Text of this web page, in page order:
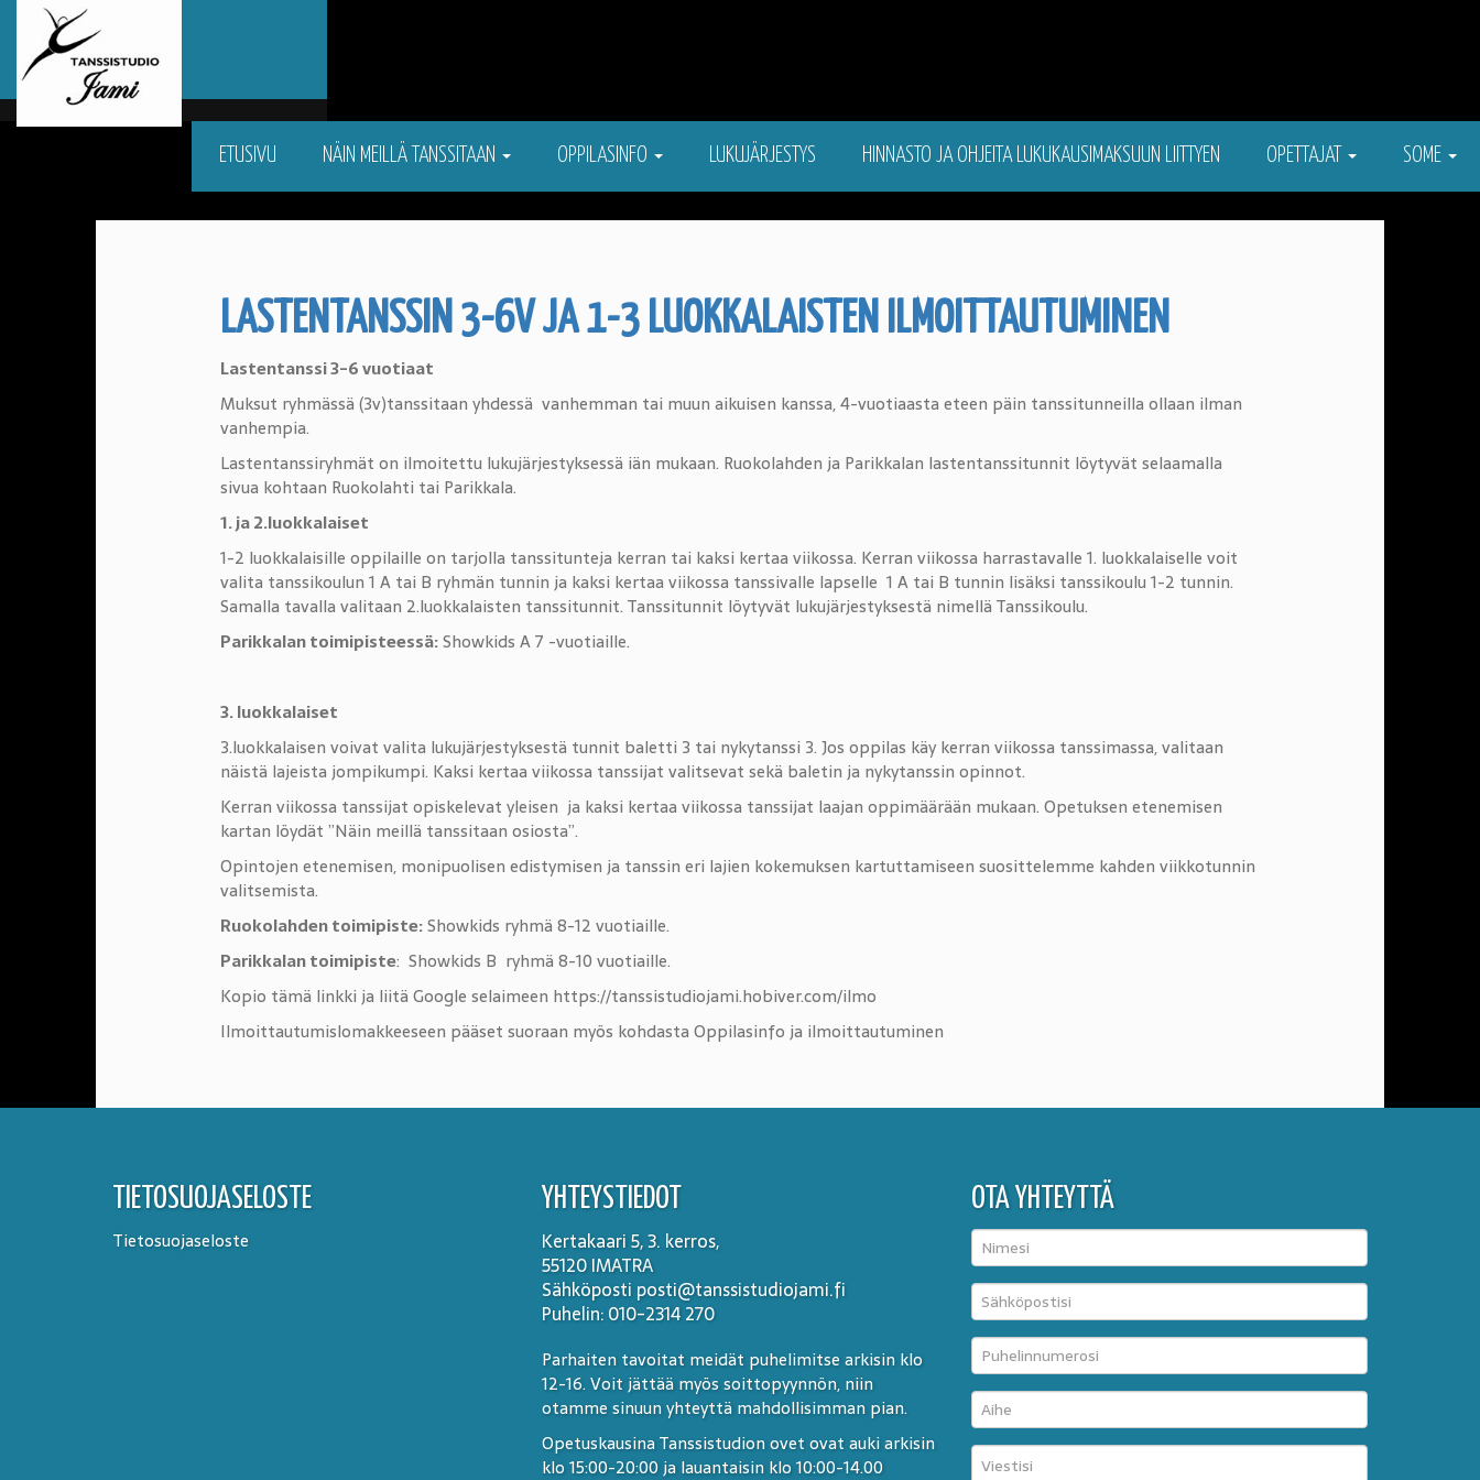
ETUSIVU NÄIN MEILLÄ TANSSITAAN OPPILASINFO LUKUJÄRJESTYS HINNASTO JA OHJEITA LUKUKAUSIMAKSUUN LIITTYEN OPETTAJAT SOME
LASTENTANSSIN 3-6V JA 1-3 LUOKKALAISTEN ILMOITTAUTUMINEN
Lastentanssi 3-6 vuotiaat
Muksut ryhmässä (3v)tanssitaan yhdessä vanhemman tai muun aikuisen kanssa, 4-vuotiaasta eteen päin tanssitunneilla ollaan ilman
vanhempia.
Lastentanssiryhmät on ilmoitettu lukujärjestyksessä iän mukaan. Ruokolahden ja Parikkalan lastentanssitunnit löytyvät selaamalla
sivua kohtaan Ruokolahti tai Parikkala.
1. ja 2.luokkalaiset
1-2 luokkalaisille oppilaille on tarjolla tanssitunteja kerran tai kaksi kertaa viikossa. Kerran viikossa harrastavalle 1. luokkalaiselle voit
valita tanssikoulun 1 A tai B ryhmän tunnin ja kaksi kertaa viikossa tanssivalle lapselle 1 A tai B tunnin lisäksi tanssikoulu 1-2 tunnin.
Samalla tavalla valitaan 2.luokkalaisten tanssitunnit. Tanssitunnit löytyvät lukujärjestyksestä nimellä Tanssikoulu.
Parikkalan toimipisteessä:Showkids A 7 -vuotiaille.
3. luokkalaiset
3.luokkalaisen voivat valita lukujärjestyksestä tunnit baletti 3 tai nykytanssi 3. Jos oppilas käy kerran viikossa tanssimassa, valitaan
näistä lajeista jompikumpi. Kaksi kertaa viikossa tanssijat valitsevat sekä baletin ja nykytanssin opinnot.
Kerran viikossa tanssijat opiskelevat yleisen ja kaksi kertaa viikossa tanssijat laajan oppimäärään mukaan. Opetuksen etenemisen
kartan löydät ”Näin meillä tanssitaan osiosta”.
Opintojen etenemisen, monipuolisen edistymisen ja tanssin eri lajien kokemuksen kartuttamiseen suosittelemme kahden viikkotunnin
valitsemista.
Ruokolahden toimipiste:Showkids ryhmä 8-12 vuotiaille.
Parikkalan toimipiste: Showkids B ryhmä 8-10 vuotiaille.
Kopio tämä linkki ja liitä Google selaimeen https://tanssistudiojami.hobiver.com/ilmo
Ilmoittautumislomakkeeseen pääset suoraan myös kohdasta Oppilasinfo ja ilmoittautuminen
TIETOSUOJASELOSTE
Tietosuojaseloste
YHTEYSTIEDOT
Kertakaari 5, 3. kerros,
55120 IMATRA
Sähköposti posti@tanssistudiojami.fi
Puhelin: 010-2314 270
Parhaiten tavoitat meidät puhelimitse arkisin klo
12-16. Voit jättää myös soittopyynnön, niin
otamme sinuun yhteyttä mahdollisimman pian.
Opetuskausina Tanssistudion ovet ovat auki arkisin
klo 15:00-20:00 ja lauantaisin klo 10:00-14.00
OTA YHTEYTTÄ